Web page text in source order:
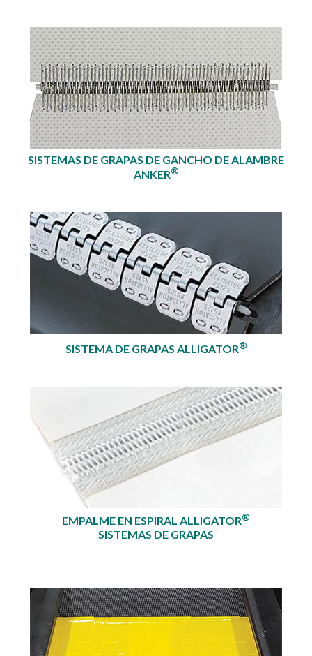
SISTEMAS DE GRAPAS DE GANCHO DE ALAMBRE
ANKER®
SISTEMA DE GRAPAS ALLIGATOR®
EMPALME EN ESPIRAL ALLIGATOR®
SISTEMAS DE GRAPAS